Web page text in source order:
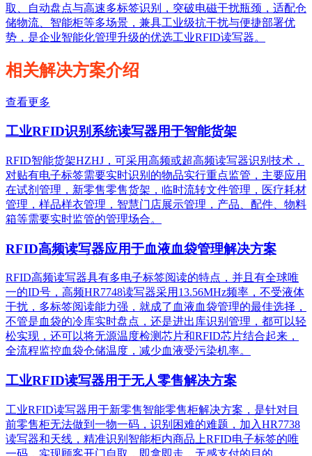
取、自动盘点与高速多标签识别，突破电磁干扰瓶颈，适配仓
储物流、智能柜等多场景，兼具工业级抗干扰与便捷部署优
势，是企业智能化管理升级的优选工业RFID读写器。
相关解决方案介绍
查看更多
工业RFID识别系统读写器用于智能货架
RFID智能货架HZHJ，可采用高频或超高频读写器识别技术，
对贴有电子标签需要实时识别的物品实行重点监管，主要应用
在试剂管理，新零售零售货架，临时流转文件管理，医疗耗材
管理，样品样衣管理，智慧门店展示管理，产品、配件、物料
箱等需要实时监管的管理场合。
RFID高频读写器应用于血液血袋管理解决方案
RFID高频读写器具有多电子标签阅读的特点，并且有全球唯
一的ID号，高频HR7748读写器采用13.56MHz频率，不受液体
干扰，多标签阅读能力强，就成了血液血袋管理的最佳选择，
不管是血袋的冷库实时盘点，还是进出库识别管理，都可以轻
松实现，还可以将无源温度检测芯片和RFID芯片结合起来，
全流程监控血袋仓储温度，减少血液受污染机率。
工业RFID读写器用于无人零售解决方案
工业RFID读写器用于新零售智能零售柜解决方案，是针对目
前零售柜无法做到一物一码，识别困难的难题，加入HR7738
读写器和天线，精准识别​智能柜内商品上RFID电子标签的唯
一码，实现顾客开门自取，即拿即走，无感支付的目的。